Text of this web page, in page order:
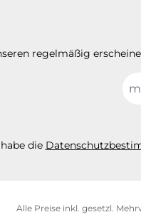
regelmäßig
die
Alle Preise inkl. gesetzl.